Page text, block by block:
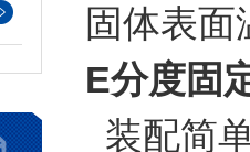
固体表面
E分度固
装配简